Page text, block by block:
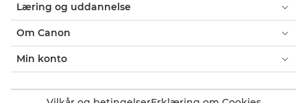
Læring og uddannelse
Om Canon
Min konto